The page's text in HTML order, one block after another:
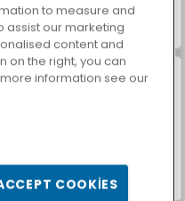
Büyük Mahjong Eşleme
Harvest Honors Classic
to measure and
assist our marketing
content and
on the right, you can
information see our
COOKIES